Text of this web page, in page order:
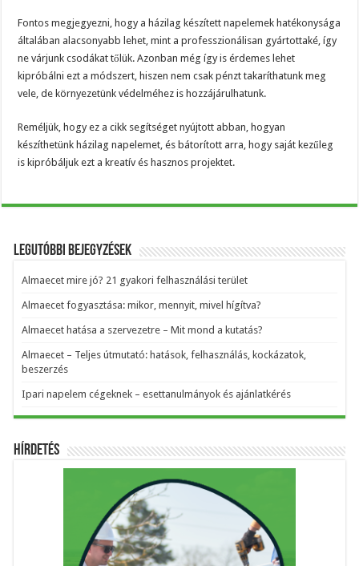
Fontos megjegyezni, hogy a házilag készített napelemek hatékonysága
általában alacsonyabb lehet, mint a professzionálisan gyártottaké, így
ne várjunk csodákat tőlük. Azonban még így is érdemes lehet
kipróbálni ezt a módszert, hiszen nem csak pénzt takaríthatunk meg
vele, de környezetünk védelméhez is hozzájárulhatunk.
Reméljük, hogy ez a cikk segítséget nyújtott abban, hogyan
készíthetünk házilag napelemet, és bátorított arra, hogy saját kezűleg
is kipróbáljuk ezt a kreatív és hasznos projektet.
Legutóbbi bejegyzések
Almaecet mire jó? 21 gyakori felhasználási terület
Almaecet fogyasztása: mikor, mennyit, mivel hígítva?
Almaecet hatása a szervezetre – Mit mond a kutatás?
Almaecet – Teljes útmutató: hatások, felhasználás, kockázatok,
beszerzés
Ipari napelem cégeknek – esettanulmányok és ajánlatkérés
Hírdetés